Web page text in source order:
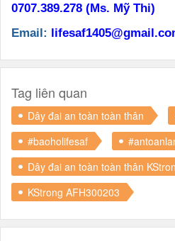
0707.389.278 (Ms. Mỹ Thi)
Email:
Tag liên quan
Dây đai an toàn toàn thân
#baoholifesaf
Dây đai an toàn toàn thân
KStrong AFH300203